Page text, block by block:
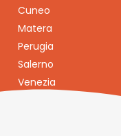
Cuneo
Matera
Perugia
Salerno
Venezia